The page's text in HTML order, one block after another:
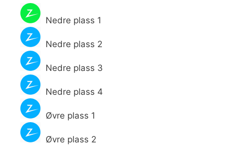
Nedre plass 1
Nedre plass 2
Nedre plass 3
Nedre plass 4
Øvre plass 1
Øvre plass 2